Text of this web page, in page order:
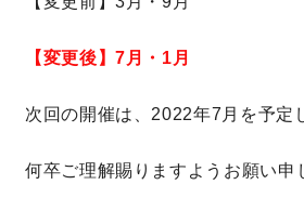
nattokuグループコーポレ
nattoku住宅 10のこだわり
【変更後】7月・1月
次回の開催は、2022年7月を予定
何卒ご理解賜りますようお願い申